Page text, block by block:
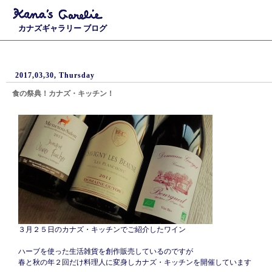
カナズギャラリー ブログ
2017,03,30, Thursday
食の祭典！カナズ・キッチン！
３月２５日のカナズ・キッチンでご紹介したワイン
ハーブを使った生活雑貨を創作販売しているのですが
春と秋の年２回だけ料理人に変身しカナズ・キッチンを開催しています